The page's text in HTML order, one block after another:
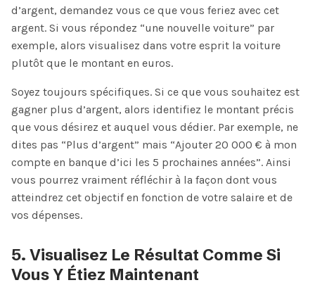
d’argent, demandez vous ce que vous feriez avec cet
argent. Si vous répondez “une nouvelle voiture” par
exemple, alors visualisez dans votre esprit la voiture
plutôt que le montant en euros.
Soyez toujours spécifiques. Si ce que vous souhaitez est
gagner plus d’argent, alors identifiez le montant précis
que vous désirez et auquel vous dédier. Par exemple, ne
dites pas “Plus d’argent” mais “Ajouter 20 000 € à mon
compte en banque d’ici les 5 prochaines années”. Ainsi
vous pourrez vraiment réfléchir à la façon dont vous
atteindrez cet objectif en fonction de votre salaire et de
vos dépenses.
5. Visualisez Le Résultat Comme Si
Vous Y Étiez Maintenant